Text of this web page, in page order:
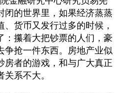
闭的世界里，如果经济蒸蒸
、货币又发行过多的时候，
：攥着大把钞票的人们，豪
争抢一件东西。房地产业似
房者的游戏，和与广大真正
系不大。